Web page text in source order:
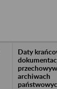
Daty
archiwach